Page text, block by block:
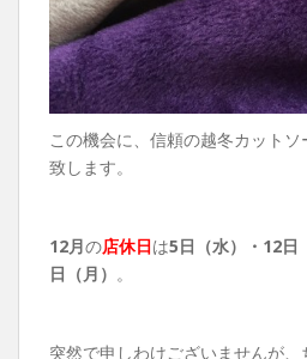
この機会に、信頼の越冬カット
致します。
12月の店休日は5日（水）・12日
日（月） 。
突然で申しわけございませんが、